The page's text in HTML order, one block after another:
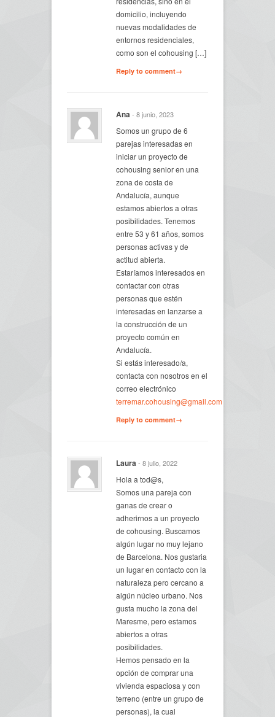
domicilio, incluyendo
nuevas modalidades de
entornos residenciales,
como son el cohousing […]
Reply to comment→
Ana- 8 junio, 2023
Somos un grupo de 6
parejas interesadas en
iniciar un proyecto de
cohousing senior en una
zona de costa de
Andalucía, aunque
estamos abiertos a otras
posibilidades. Tenemos
entre 53 y 61 años, somos
personas activas y de
actitud abierta.
Estaríamos interesados en
contactar con otras
personas que estén
interesadas en lanzarse a
la construcción de un
proyecto común en
Andalucía.
Si estás interesado/a,
contacta con nosotros en el
correo electrónico
terremar.cohousing@gmail.com
Reply to comment→
Laura- 8 julio, 2022
Hola a tod@s,
Somos una pareja con
ganas de crear o
adherirnos a un proyecto
de cohousing. Buscamos
algún lugar no muy lejano
de Barcelona. Nos gustaria
un lugar en contacto con la
naturaleza pero cercano a
algún núcleo urbano. Nos
gusta mucho la zona del
Maresme, pero estamos
abiertos a otras
posibilidades.
Hemos pensado en la
opción de comprar una
vivienda espaciosa y con
terreno (entre un grupo de
personas), la cual